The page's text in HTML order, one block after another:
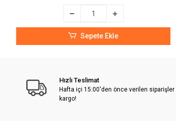
Sepete Ekle
Hızlı Teslimat
Hafta içi 15:00'den önce verilen siparişler
kargo!